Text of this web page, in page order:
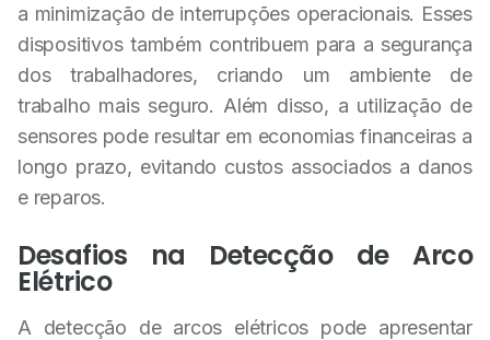
a minimização de interrupções operacionais. Esses
dispositivos também contribuem para a segurança
dos trabalhadores, criando um ambiente de
trabalho mais seguro. Além disso, a utilização de
sensores pode resultar em economias financeiras a
longo prazo, evitando custos associados a danos
e reparos.
Desafios na Detecção de Arco
Elétrico
A detecção de arcos elétricos pode apresentar